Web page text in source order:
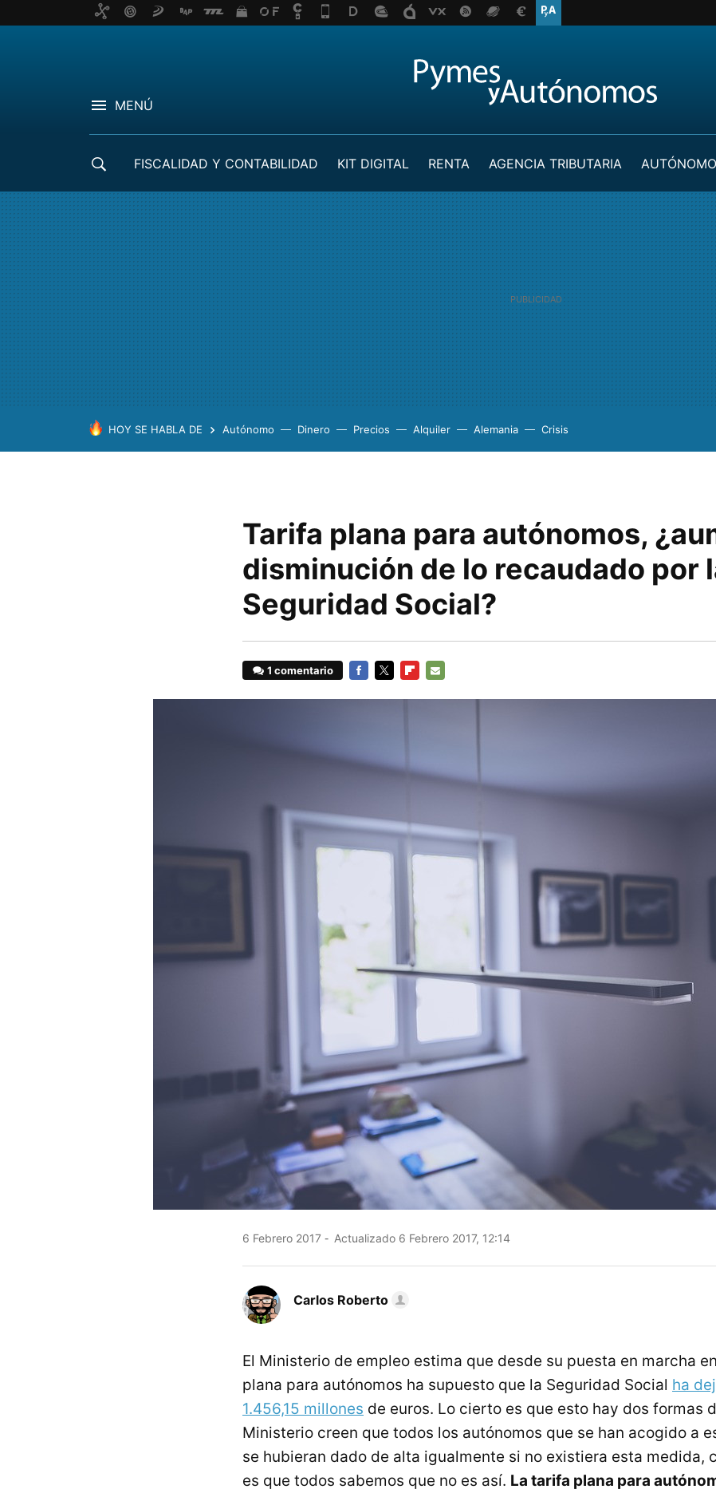
MENÚ
FISCALIDAD Y CONTABILIDAD KIT DIGITAL RENTA AGENCIA TRIBUTARIA
HOY SE HABLA DE Autónomo Dinero Precios Alquiler Alemania Crisis
Tarifa plana para autónomos,
disminución de lo recaudado por
Seguridad Social?
1 comentario
6 Febrero 2017 Actualizado 6 Febrero 2017, 12:14
Carlos Roberto
El Ministerio de empleo estima que desde su puesta en marcha
plana para autónomos ha supuesto que la Seguridad Social ha
1.456,15 millones de euros. Lo cierto es que esto hay dos formas
Ministerio creen que todos los autónomos que se han acogido a
se hubieran dado de alta igualmente si no existiera esta medida,
es que todos sabemos que no es así. La tarifa plana para